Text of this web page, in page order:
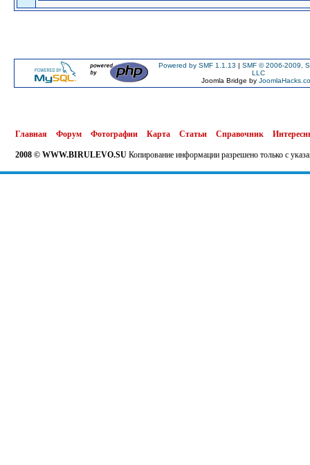
Powered by SMF 1.1.13 | SMF © 2006-2009,
LLC
Joomla Bridge by
Главная Форум Фотографии Карта Статьи Справочник
2008 © WWW.BIRULEVO.SU Копирование информации разрешено только с